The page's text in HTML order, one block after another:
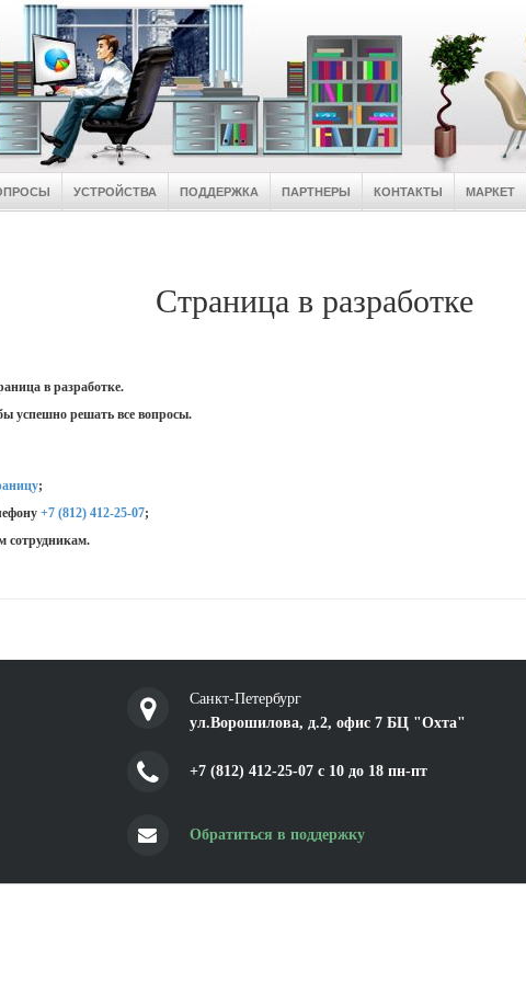
УСТРОЙСТВА ПОДДЕРЖКА ПАРТНЕРЫ КОНТАКТЫ МАРКЕТ
Страница в разработке
в разработке.
успешно решать все вопросы.
;
+7 (812) 412-25-07;
сотрудникам.
Санкт-Петербург
ул.Ворошилова, д.2, офис 7 БЦ "Охта"
+7 (812) 412-25-07 c 10 до 18 пн-пт
Обратиться в поддержку